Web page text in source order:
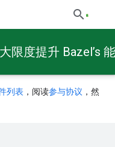
限度提升 Bazel’s
列表 ，阅读参与协议 ，然